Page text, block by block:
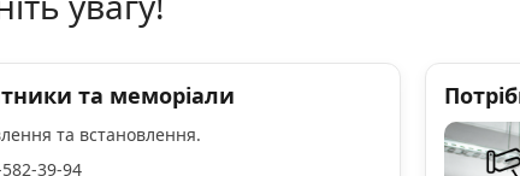
та меморіали
та встановлення.
39-94